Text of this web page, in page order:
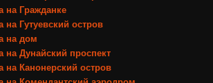
на Гражданке
на Гутуевский остров
на дом
на Дунайский проспект
на Канонерский остров